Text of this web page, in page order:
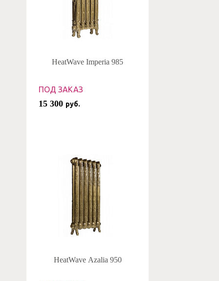
HeatWave Imperia 985
ПОД ЗАКАЗ
15 300 руб.
HeatWave Azalia 950